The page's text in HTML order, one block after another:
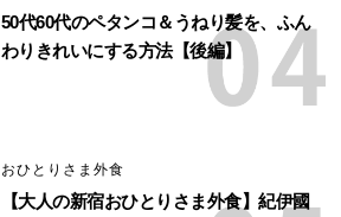
50代60代のペタンコ＆うねり髪を、ふん
わりきれいにする方法【後編】
おひとりさま外食
【大人の新宿おひとりさま外食】紀伊國